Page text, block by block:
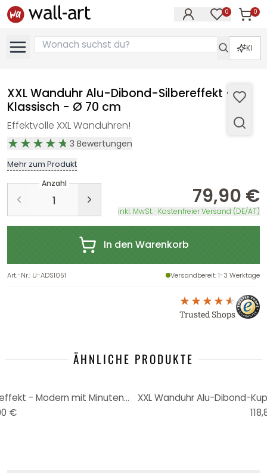
0 0
KI
XXL Wanduhr Alu-Dibond-Silbereffekt -
Klassisch - Ø 70 cm
Effektvolle XXL Wanduhren!
3 Bewertungen
Mehr zum Produkt
Anzahl
79,90 €
inkl. MwSt. · Kostenfreier Versand (DE/AT)
In den Warenkorb
Art.-Nr.: U-ADS1051 Versandbereit: 1-3 Werktage
Trusted Shops
ÄHNLICHE PRODUKTE
XXL Wanduhr Alu Dibond Silbereffekt - Modern mit Minutenanzeige Ø 70 cm
€
XXL Wanduhr Alu-Dibond-